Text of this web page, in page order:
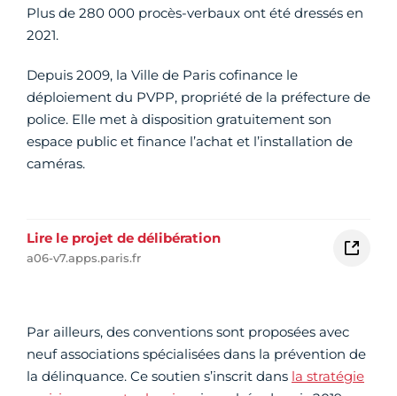
Plus de 280 000 procès-verbaux ont été dressés en
2021.
Depuis 2009, la Ville de Paris cofinance le
déploiement du PVPP, propriété de la préfecture de
police. Elle met à disposition gratuitement son
espace public et finance l’achat et l’installation de
caméras.
Lire le projet de délibération
a06-v7.apps.paris.fr
Par ailleurs, des conventions sont proposées avec
neuf associations spécialisées dans la prévention de
la délinquance. Ce soutien s’inscrit dans la stratégie